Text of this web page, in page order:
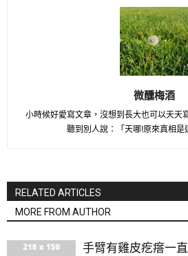
微醺梅酒
小時候好愛寫文章，沒想到長大也可以天天
聽到別人說：「天哪!原來真相是
RELATED ARTICLES
MORE FROM AUTHOR
手臂有雞皮疙瘩一